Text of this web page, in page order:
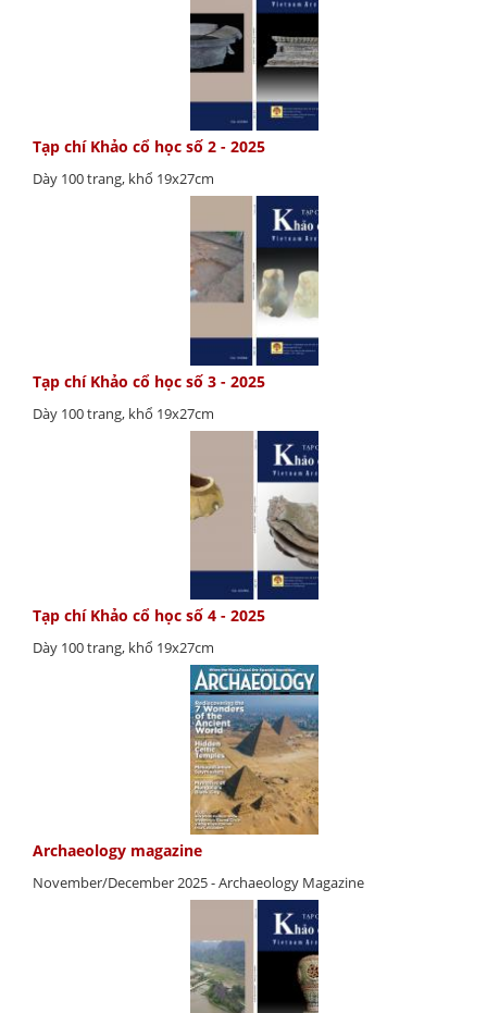
Tạp chí Khảo cổ học số 2 - 2025
Dày 100 trang, khổ 19x27cm
Tạp chí Khảo cổ học số 3 - 2025
Dày 100 trang, khổ 19x27cm
Tạp chí Khảo cổ học số 4 - 2025
Dày 100 trang, khổ 19x27cm
Archaeology magazine
November/December 2025 - Archaeology Magazine